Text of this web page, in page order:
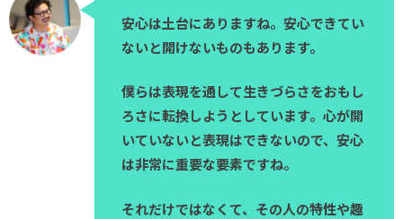
安心は土台にありますね。安心できてい
ないと開けないものもあります。
僕らは表現を通して生きづらさをおもし
ろさに転換しようとしています。心が開
いていないと表現はできないので、安心
は非常に重要な要素ですね。
それだけではなくて、その人の特性や趣